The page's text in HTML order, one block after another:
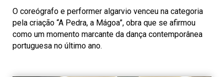
O coreógrafo e performer algarvio venceu na categoria
pela criação “A Pedra, a Mágoa”, obra que se afirmou
como um momento marcante da dança contemporânea
portuguesa no último ano.